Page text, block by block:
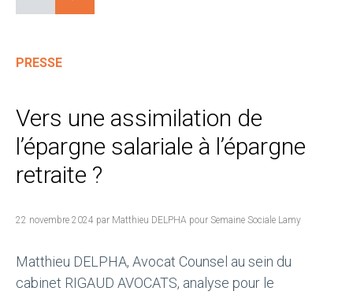
PRESSE
Vers une assimilation de
l’épargne salariale à l’épargne
retraite ?
22 novembre 2024 par Matthieu DELPHA pour Semaine Sociale Lamy
Matthieu DELPHA, Avocat Counsel au sein du
cabinet RIGAUD AVOCATS, analyse pour le